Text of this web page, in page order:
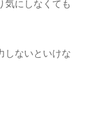
にしなくても
しないといけな